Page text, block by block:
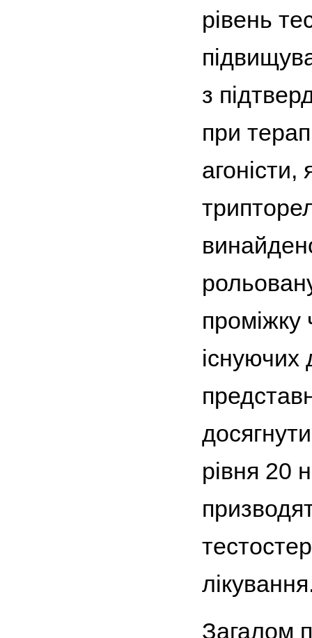
рівень
з
при
агоністи,
проміжку
існуючих
рівня 20
Загалом